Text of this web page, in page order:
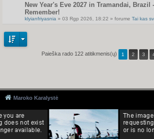
New Year's Eve 2027 in Tramandai, Brazil
Remember!
klyianfriyasnia » 03 Rgp 2026, 18:22 » forume Tai kas
Paieška rado 122 atitikmenis(ų) 1 2 3
Maroko Karalystė